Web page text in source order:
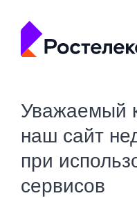
Уважаемый
наш сайт
при
сервисов